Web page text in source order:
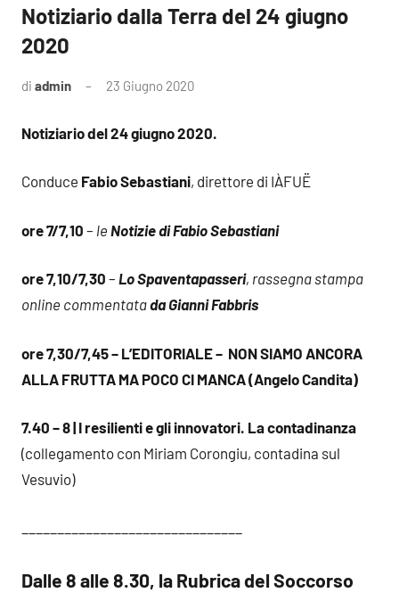
Notiziario dalla Terra del 24 giugno
2020
di admin 23 Giugno 2020
Notiziario del 24 giugno 2020.
Conduce Fabio Sebastiani, direttore di IÀFUË
ore 7/7,10 – le Notizie di Fabio Sebastiani
ore 7,10/7,30 – Lo Spaventapasseri, rassegna stampa
online commentatada Gianni Fabbris
ore 7,30/7,45 – L’EDITORIALE – NON SIAMO ANCORA
ALLA FRUTTA MA POCO CI MANCA (Angelo Candita)
7.40 – 8 | I resilienti e gli innovatori. La contadinanza
(collegamento con Miriam Corongiu, contadina sul
Vesuvio)
Dalle 8 alle 8.30, la Rubrica del Soccorso